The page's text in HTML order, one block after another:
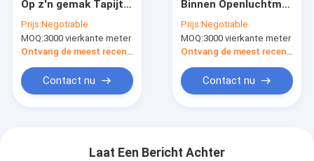
Op z'n gemak Tapijt
Binnen Openluchtmat
plush fluffy mat
extra
Prijs:Negotiable
MOQ:3000 vierkante meter
Contact nu
Binnen Openluchtmat
20 X 30 Duim voor
Ingang
Prijs:Negotiable
MOQ:3000 vierkante meter
Contact nu
Laat Een Bericht Achter